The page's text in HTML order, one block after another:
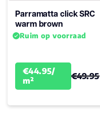
Parramatta click SRC
warm brown
Ruim op voorraad
€44.95/
m²
€49.95